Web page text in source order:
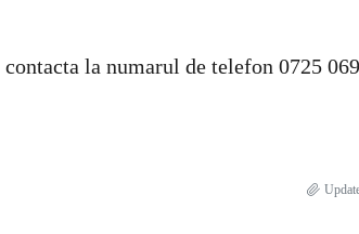
la numarul de telefon 0725